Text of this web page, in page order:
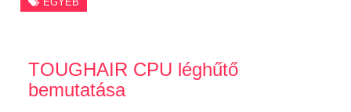
TOUGHAIR CPU léghűtő
bemutatása